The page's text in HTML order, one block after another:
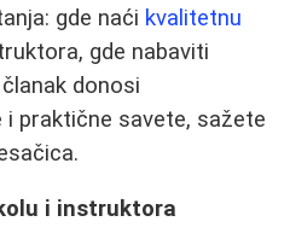
gde naći kvalitetnu
gde nabaviti
donosi
praktične savete, sažete
i instruktora